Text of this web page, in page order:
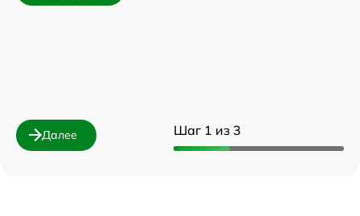
Шаг 1 из 3
Далее